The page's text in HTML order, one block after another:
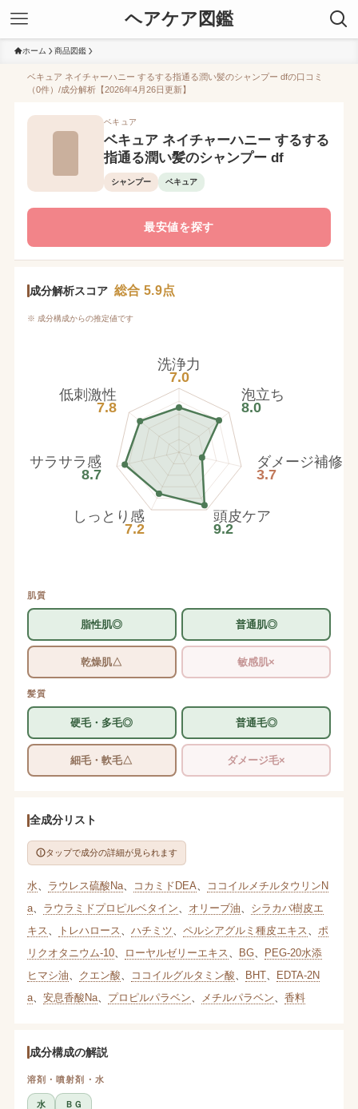
ヘアケア図鑑
ホーム 商品図鑑
ベキュア ネイチャーハニー するする指通る潤い髪のシャンプー dfの口コミ
（0件）/成分解析【2026年4月26日更新】
ベキュア
ベキュア ネイチャーハニー するする
指通る潤い髪のシャンプー df
シャンプー ベキュア
最安値を探す
成分解析スコア 総合 5.9点
※ 成分構成からの推定値です
洗浄力
7.0
泡立ち
8.0
ダメージ補修
3.7
頭皮ケア
9.2
しっとり感
7.2
サラサラ感
8.7
低刺激性
7.8
肌質
脂性肌◎ 普通肌◎
乾燥肌△ 敏感肌×
髪質
硬毛・多毛◎ 普通毛◎
細毛・軟毛△ ダメージ毛×
全成分リスト
タップで成分の詳細が見られます
水 ラウレス硫酸Na、 コカミドDEA
ココイルメチルタウリンN
a、 ラウラミドプロピルベタイン オリーブ油
シラカバ樹皮エ
キス
トレハロース ハチミツ ペルシアグルミ種皮エキス
ポ
リクオタニウム-10、 ローヤルゼリーエキス BG、 PEG-20水添
ヒマシ油
クエン酸 ココイルグルタミン酸 BHT、 EDTA-2N
a、 安息香酸Na、 プロピルパラベン メチルパラベン 香料
成分構成の解説
溶剤・噴射剤・水
水
ＢＧ